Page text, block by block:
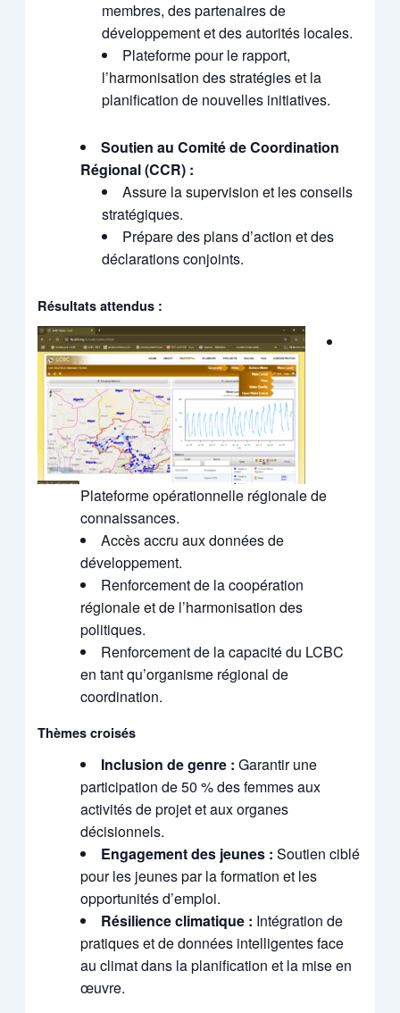
membres, des partenaires de
développement et des autorités locales.
Plateforme pour le rapport,
l’harmonisation des stratégies et la
planification de nouvelles initiatives.
Soutien au Comité de Coordination
Régional (CCR) :
Assure la supervision et les conseils
stratégiques.
Prépare des plans d’action et des
déclarations conjoints.
Résultats attendus :
Plateforme opérationnelle régionale de
connaissances.
Accès accru aux données de
développement.
Renforcement de la coopération
régionale et de l’harmonisation des
politiques.
Renforcement de la capacité du LCBC
en tant qu’organisme régional de
coordination.
Thèmes croisés
Inclusion de genre : Garantir une
participation de 50 % des femmes aux
activités de projet et aux organes
décisionnels.
Engagement des jeunes : Soutien ciblé
pour les jeunes par la formation et les
opportunités d’emploi.
Résilience climatique : Intégration de
pratiques et de données intelligentes face
au climat dans la planification et la mise en
œuvre.